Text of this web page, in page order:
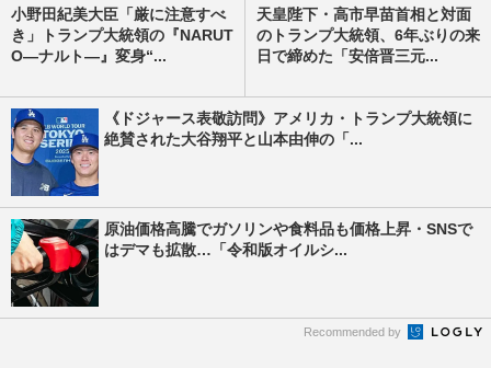
小野田紀美大臣「厳に注意すべ
き」トランプ大統領の『NARUT
O―ナルト―』変身“...
天皇陛下・高市早苗首相と対面
のトランプ大統領、6年ぶりの来
日で締めた「安倍晋三元...
《ドジャース表敬訪問》アメリカ・トランプ大統領に
絶賛された大谷翔平と山本由伸の「...
原油価格高騰でガソリンや食料品も価格上昇・SNSで
はデマも拡散…「令和版オイルシ...
Recommended by